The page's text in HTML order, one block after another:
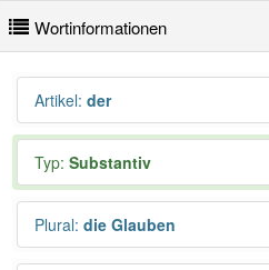
Wortinformationen
Artikel: der
Typ: Substantiv
Plural: die Glauben